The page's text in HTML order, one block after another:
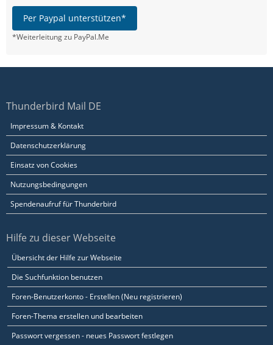
Per Paypal unterstützen*
*Weiterleitung zu PayPal.Me
Thunderbird Mail DE
Impressum & Kontakt
Datenschutzerklärung
Einsatz von Cookies
Nutzungsbedingungen
Spendenaufruf für Thunderbird
Hilfe zu dieser Webseite
Übersicht der Hilfe zur Webseite
Die Suchfunktion benutzen
Foren-Benutzerkonto - Erstellen (Neu registrieren)
Foren-Thema erstellen und bearbeiten
Passwort vergessen - neues Passwort festlegen